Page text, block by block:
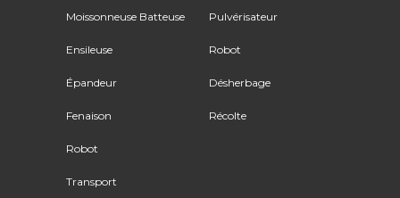
Moissonneuse Batteuse
Ensileuse
Épandeur
Fenaison
Robot
Transport
Pulvérisateur
Robot
Désherbage
Récolte